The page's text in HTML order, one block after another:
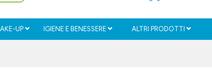
UP IGIENE E BENESSERE ALTRI PRODOTTI